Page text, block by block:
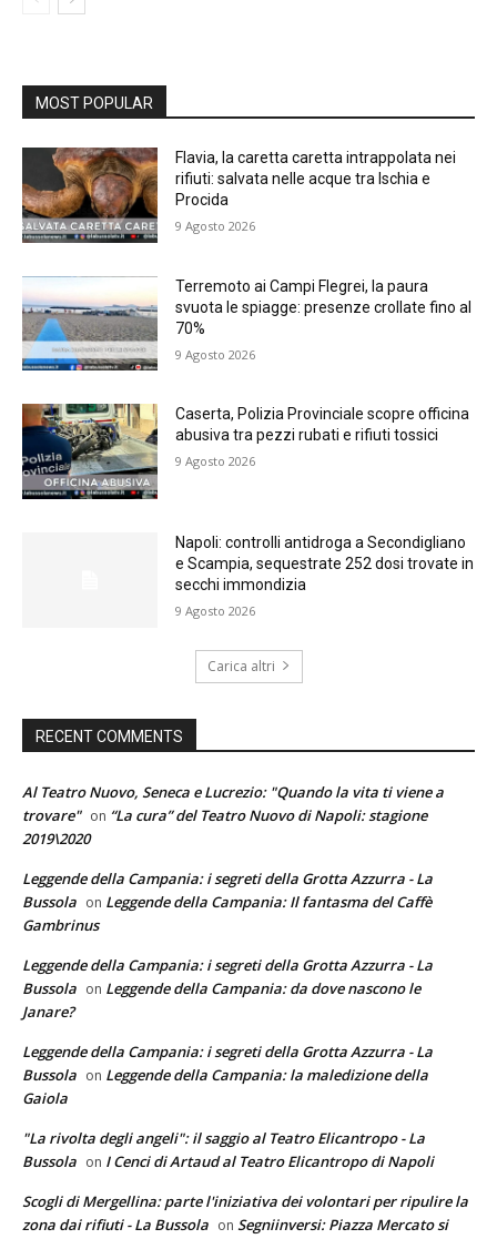
MOST POPULAR
Flavia, la caretta caretta intrappolata nei
rifiuti: salvata nelle acque tra Ischia e
Procida
9 Agosto 2026
Terremoto ai Campi Flegrei, la paura
svuota le spiagge: presenze crollate fino al
70%
9 Agosto 2026
Caserta, Polizia Provinciale scopre officina
abusiva tra pezzi rubati e rifiuti tossici
9 Agosto 2026
Napoli: controlli antidroga a Secondigliano
e Scampia, sequestrate 252 dosi trovate in
secchi immondizia
9 Agosto 2026
Carica altri
RECENT COMMENTS
Al Teatro Nuovo, Seneca e Lucrezio: "Quando la vita ti viene a
trovare" on “La cura” del Teatro Nuovo di Napoli: stagione
2019\2020
Leggende della Campania: i segreti della Grotta Azzurra - La
Bussola on Leggende della Campania: Il fantasma del Caffè
Gambrinus
Leggende della Campania: i segreti della Grotta Azzurra - La
Bussola on Leggende della Campania: da dove nascono le
Janare?
Leggende della Campania: i segreti della Grotta Azzurra - La
Bussola on Leggende della Campania: la maledizione della
Gaiola
"La rivolta degli angeli": il saggio al Teatro Elicantropo - La
Bussola on I Cenci di Artaud al Teatro Elicantropo di Napoli
Scogli di Mergellina: parte l'iniziativa dei volontari per ripulire la
zona dai rifiuti - La Bussola on Segniinversi: Piazza Mercato si